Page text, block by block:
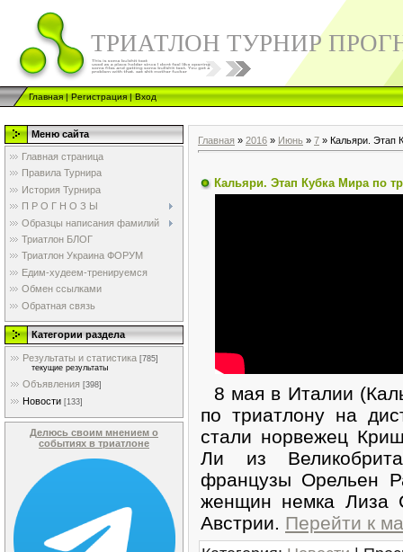
ТРИАТЛОН ТУРНИР
Главная|Регистрация|Вход
Меню сайта
Главная страница
Правила Турнира
История Турнира
П Р О Г Н О З Ы
Образцы написания фамилий
Триатлон БЛОГ
Триатлон Украина ФОРУМ
Едим-худеем-тренируемся
Обмен ссылками
Обратная связь
Категории раздела
Результаты и статистика [785]
текущие результаты
Объявления [398]
Новости [133]
Делюсь своим мнением о
событиях в триатлоне
Главная » 2016 » Июнь » 7 » Кальяри. Этап
Кальяри. Этап Кубка Мира по
8 мая в Италии
по триатлону на
стали норвежец
Ли из
французы Орельен
женщин немка Лиза
Австрии. Перейти к